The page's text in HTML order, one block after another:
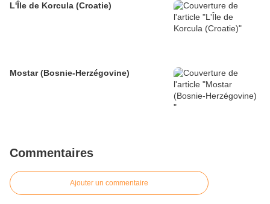
L'Île de Korcula (Croatie)
Mostar (Bosnie-Herzégovine)
Commentaires
Ajouter un commentaire